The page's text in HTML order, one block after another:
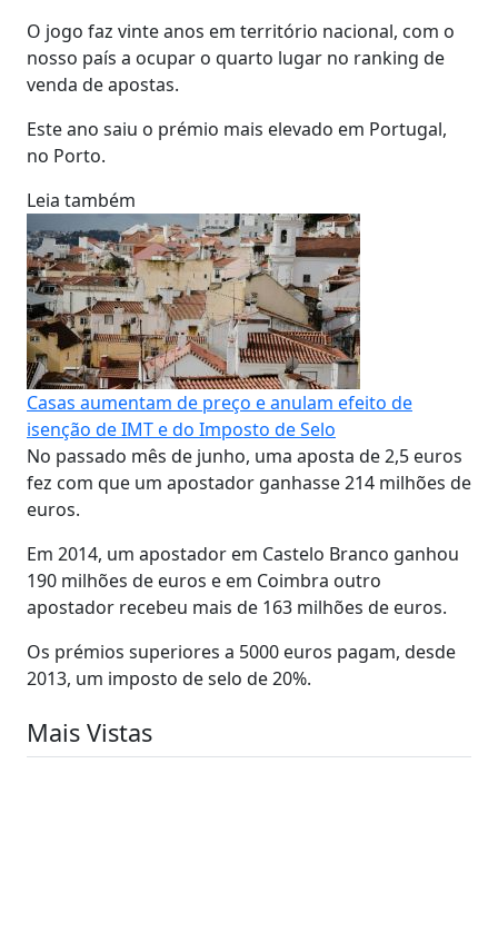
O jogo faz vinte anos em território nacional, com o
nosso país a ocupar o quarto lugar no ranking de
venda de apostas.
Este ano saiu o prémio mais elevado em Portugal,
no Porto.
Leia também
Casas aumentam de preço e anulam efeito de
isenção de IMT e do Imposto de Selo
No passado mês de junho, uma aposta de 2,5 euros
fez com que um apostador ganhasse 214 milhões de
euros.
Em 2014, um apostador em Castelo Branco ganhou
190 milhões de euros e em Coimbra outro
apostador recebeu mais de 163 milhões de euros.
Os prémios superiores a 5000 euros pagam, desde
2013, um imposto de selo de 20%.
Mais Vistas